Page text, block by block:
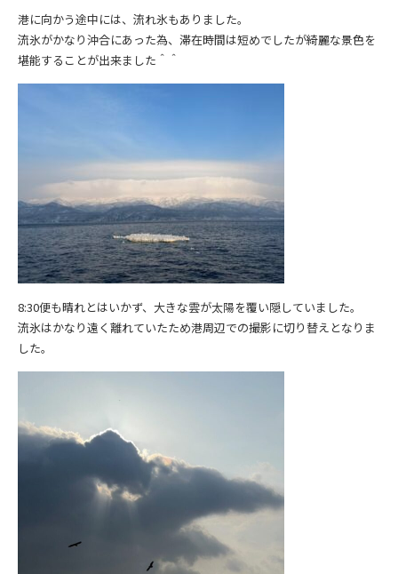
港に向かう途中には、流れ氷もありました。
流氷がかなり沖合にあった為、滞在時間は短めでしたが綺麗な景色を
堪能することが出来ました＾＾
8:30便も晴れとはいかず、大きな雲が太陽を覆い隠していました。
流氷はかなり遠く離れていたため港周辺での撮影に切り替えとなりま
した。